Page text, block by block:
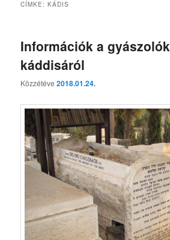
CÍMKE:KÁDIS
Információk a gyászolók
káddisáról
Közzétéve2018.01.24.